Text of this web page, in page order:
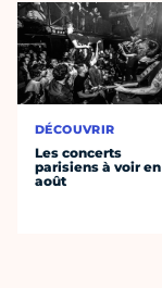
DÉCOUVRIR
Les concerts
parisiens à voir en
août